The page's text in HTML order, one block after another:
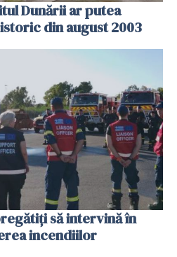
Dunării ar putea
din august 2003
să intervină în
incendiilor